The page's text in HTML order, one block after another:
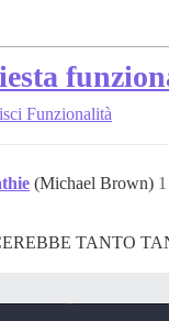
Funzionalità
(Michael Brown) 1
TANTO